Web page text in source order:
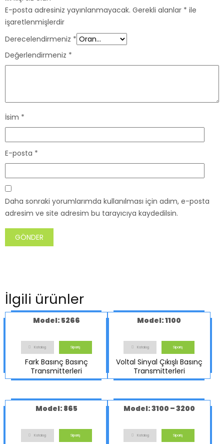
E-posta adresiniz yayınlanmayacak. Gerekli alanlar * ile
işaretlenmişlerdir
Derecelendirmeniz *
Değerlendirmeniz *
İsim *
E-posta *
Daha sonraki yorumlarımda kullanılması için adım, e-posta
adresim ve site adresim bu tarayıcıya kaydedilsin.
İlgili ürünler
Model: 5266
Katalog Sipariş
Fark Basınç Basınç
Transmitterleri
Model: 1100
Katalog Sipariş
Voltal Sinyal Çıkışlı Basınç
Transmitterleri
Model: 865
Katalog Sipariş
Model: 3100 – 3200
Katalog Sipariş